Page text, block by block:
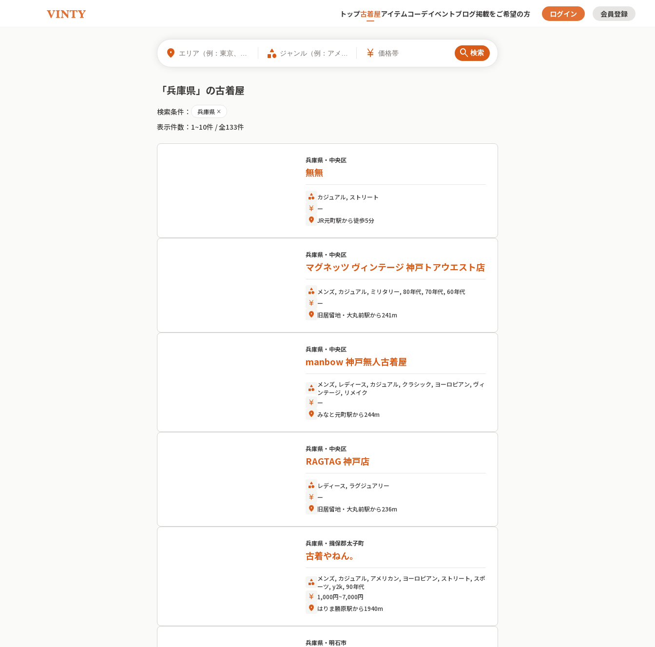
トップ古着屋アイテムコーデイベントブログ掲載をご希望の方 ログイン 会員登録
location_on category currency_yen search 検索
「兵庫県」の古着屋
検索条件： 兵庫県 close
表示件数： 1~10件 / 全133件
兵庫県・中央区
無無
category カジュアル, ストリート
currency_yen ー
location_on JR元町駅から徒歩5分
兵庫県・中央区
マグネッツ ヴィンテージ 神戸トアウエスト店
category メンズ, カジュアル, ミリタリー, 80年代, 70年代, 60年代
currency_yen ー
location_on 旧居留地・大丸前駅から241m
兵庫県・中央区
manbow 神戸無人古着屋
category メンズ, レディース, カジュアル, クラシック, ヨーロピアン, ヴィ
ンテージ, リメイク
currency_yen ー
location_on みなと元町駅から244m
兵庫県・中央区
RAGTAG 神戸店
category レディース, ラグジュアリー
currency_yen ー
location_on 旧居留地・大丸前駅から236m
兵庫県・揖保郡太子町
古着やねん。
category メンズ, カジュアル, アメリカン, ヨーロピアン, ストリート, スポ
ーツ, y2k, 90年代
currency_yen 1,000円~7,000円
location_on はりま勝原駅から1940m
兵庫県・明石市